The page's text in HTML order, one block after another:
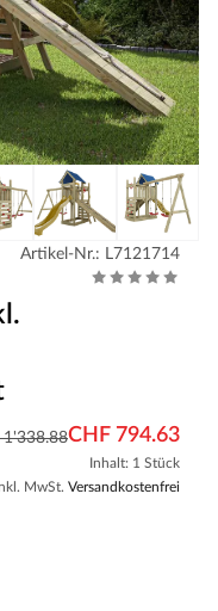
Artikel-Nr.: L7121714
1'338.88CHF 794.63
Inhalt: 1 Stück
MwSt. Versandkostenfrei